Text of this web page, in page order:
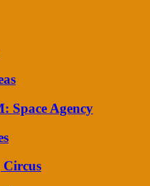
Space Agency
Circus